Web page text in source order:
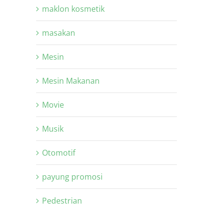
maklon kosmetik
masakan
Mesin
Mesin Makanan
Movie
Musik
Otomotif
payung promosi
Pedestrian